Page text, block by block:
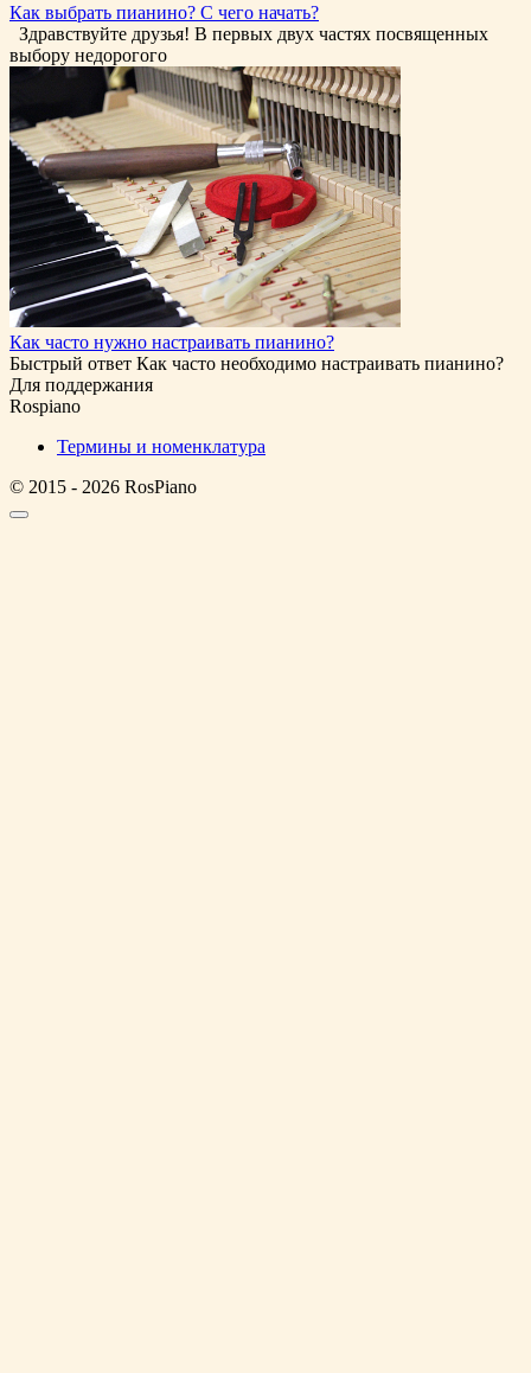
Как выбрать пианино? С чего начать?
Здравствуйте друзья! В первых двух частях посвященных
выбору недорогого
Как часто нужно настраивать пианино?
Быстрый ответ Как часто необходимо настраивать пианино?
Для поддержания
Rospiano
Термины и номенклатура
© 2015 - 2026 RosPiano